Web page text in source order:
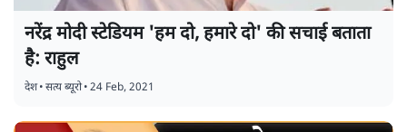
नरेंद्र मोदी स्टेडियम 'हम दो, हमारे दो' की सचाई बताता
है: राहुल
देश•सत्य ब्यूरो•24 Feb, 2021